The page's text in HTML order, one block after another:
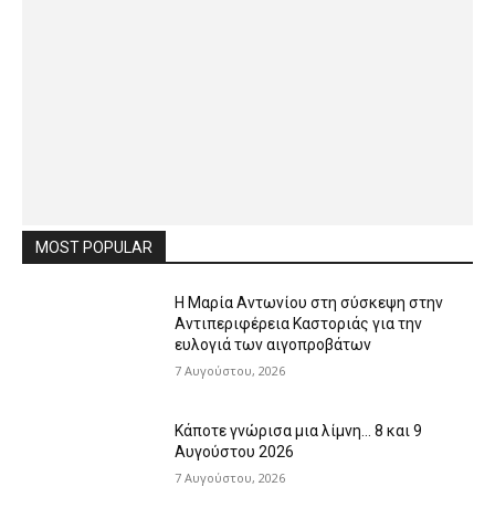
MOST POPULAR
Η Μαρία Αντωνίου στη σύσκεψη στην
Αντιπεριφέρεια Καστοριάς για την
ευλογιά των αιγοπροβάτων
7 Αυγούστου, 2026
Κάποτε γνώρισα μια λίμνη… 8 και 9
Αυγούστου 2026
7 Αυγούστου, 2026